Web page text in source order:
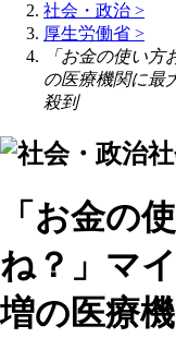
社会・政治 >
厚生労働省 >
「お金の使い
の医療機関に最
殺到
「お金の
ね？」マ
増の医療